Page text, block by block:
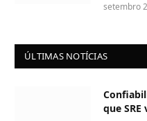
setembro
ÚLTIMAS NOTÍCIAS
que